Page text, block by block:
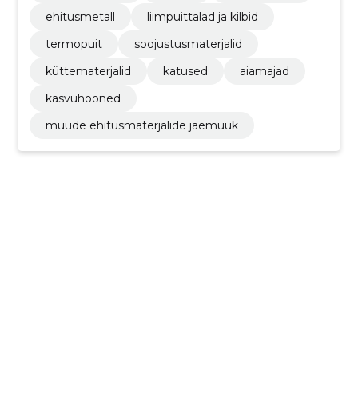
ehitusmetall
liimpuittalad ja kilbid
termopuit
soojustusmaterjalid
küttematerjalid
katused
aiamajad
kasvuhooned
muude ehitusmaterjalide jaemüük